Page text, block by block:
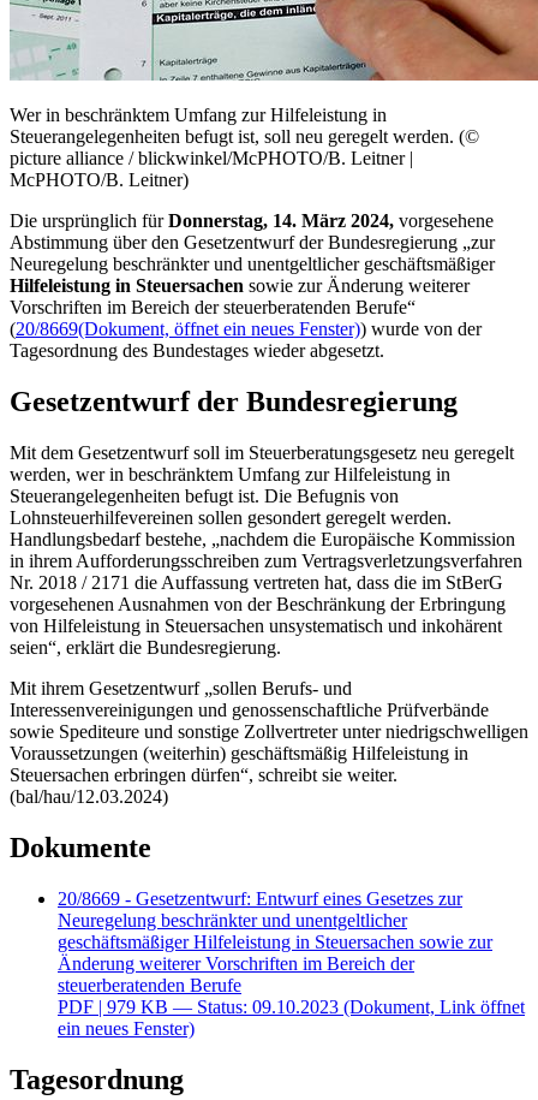
Wer in beschränktem Umfang zur Hilfeleistung in
Steuerangelegenheiten befugt ist, soll neu geregelt werden. (©
picture alliance / blickwinkel/McPHOTO/B. Leitner |
McPHOTO/B. Leitner)
Die ursprünglich fürDonnerstag, 14. März 2024, vorgesehene
Abstimmung über den Gesetzentwurf der Bundesregierung „zur
Neuregelung beschränkter und unentgeltlicher geschäftsmäßiger
Hilfeleistung in Steuersachen sowie zur Änderung weiterer
Vorschriften im Bereich der steuerberatenden Berufe“
(20/8669(Dokument, öffnet ein neues Fenster)) wurde von der
Tagesordnung des Bundestages wieder abgesetzt.
Gesetzentwurf der Bundesregierung
Mit dem Gesetzentwurf soll im Steuerberatungsgesetz neu geregelt
werden, wer in beschränktem Umfang zur Hilfeleistung in
Steuerangelegenheiten befugt ist. Die Befugnis von
Lohnsteuerhilfevereinen sollen gesondert geregelt werden.
Handlungsbedarf bestehe, „nachdem die Europäische Kommission
in ihrem Aufforderungsschreiben zum Vertragsverletzungsverfahren
Nr. 2018 / 2171 die Auffassung vertreten hat, dass die im StBerG
vorgesehenen Ausnahmen von der Beschränkung der Erbringung
von Hilfeleistung in Steuersachen unsystematisch und inkohärent
seien“, erklärt die Bundesregierung.
Mit ihrem Gesetzentwurf „sollen Berufs- und
Interessenvereinigungen und genossenschaftliche Prüfverbände
sowie Spediteure und sonstige Zollvertreter unter niedrigschwelligen
Voraussetzungen (weiterhin) geschäftsmäßig Hilfeleistung in
Steuersachen erbringen dürfen“, schreibt sie weiter.
(bal/hau/12.03.2024)
Dokumente
20/8669 - Gesetzentwurf: Entwurf eines Gesetzes zur
Neuregelung beschränkter und unentgeltlicher
geschäftsmäßiger Hilfeleistung in Steuersachen sowie zur
Änderung weiterer Vorschriften im Bereich der
steuerberatenden Berufe
PDF | 979 KB — Status: 09.10.2023 (Dokument, Link öffnet
ein neues Fenster)
Tagesordnung